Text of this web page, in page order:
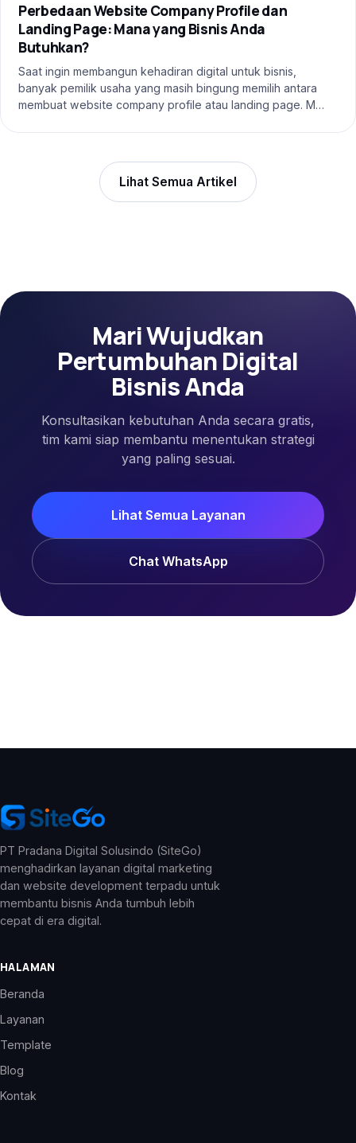
Perbedaan Website Company Profile dan
Landing Page: Mana yang Bisnis Anda
Butuhkan?
Saat ingin membangun kehadiran digital untuk bisnis,
banyak pemilik usaha yang masih bingung memilih antara
membuat website company profile atau landing page. M…
Lihat Semua Artikel
Mari Wujudkan
Pertumbuhan Digital
Bisnis Anda
Konsultasikan kebutuhan Anda secara gratis,
tim kami siap membantu menentukan strategi
yang paling sesuai.
Lihat Semua Layanan
Chat WhatsApp
PT Pradana Digital Solusindo (SiteGo)
menghadirkan layanan digital marketing
dan website development terpadu untuk
membantu bisnis Anda tumbuh lebih
cepat di era digital.
HALAMAN
Beranda
Layanan
Template
Blog
Kontak